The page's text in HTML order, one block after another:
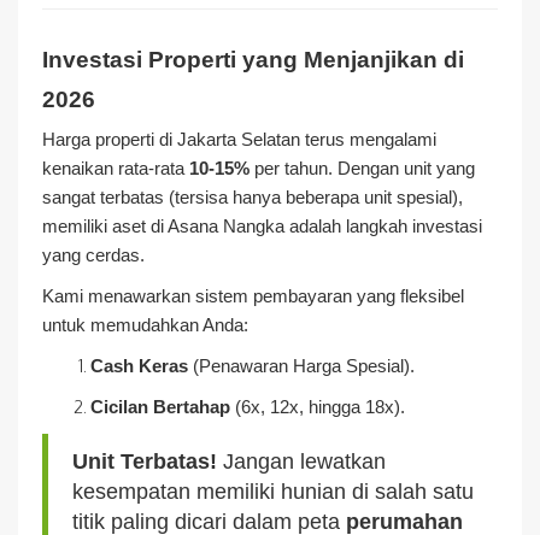
Investasi Properti yang Menjanjikan di
2026
Harga properti di Jakarta Selatan terus mengalami
kenaikan rata-rata 10-15% per tahun. Dengan unit yang
sangat terbatas (tersisa hanya beberapa unit spesial),
memiliki aset di Asana Nangka adalah langkah investasi
yang cerdas.
Kami menawarkan sistem pembayaran yang fleksibel
untuk memudahkan Anda:
Cash Keras (Penawaran Harga Spesial).
Cicilan Bertahap (6x, 12x, hingga 18x).
Unit Terbatas! Jangan lewatkan
kesempatan memiliki hunian di salah satu
titik paling dicari dalam peta perumahan